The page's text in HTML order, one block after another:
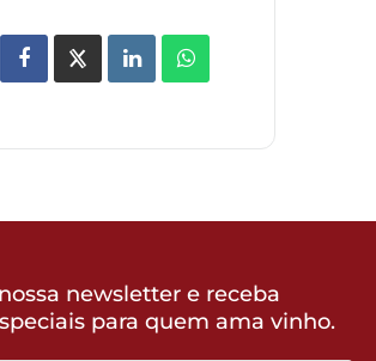
newsletter e receba
para quem ama vinho.